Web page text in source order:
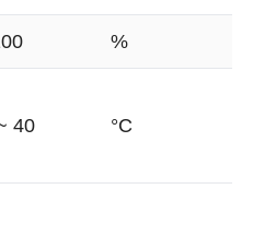
%
40 °C